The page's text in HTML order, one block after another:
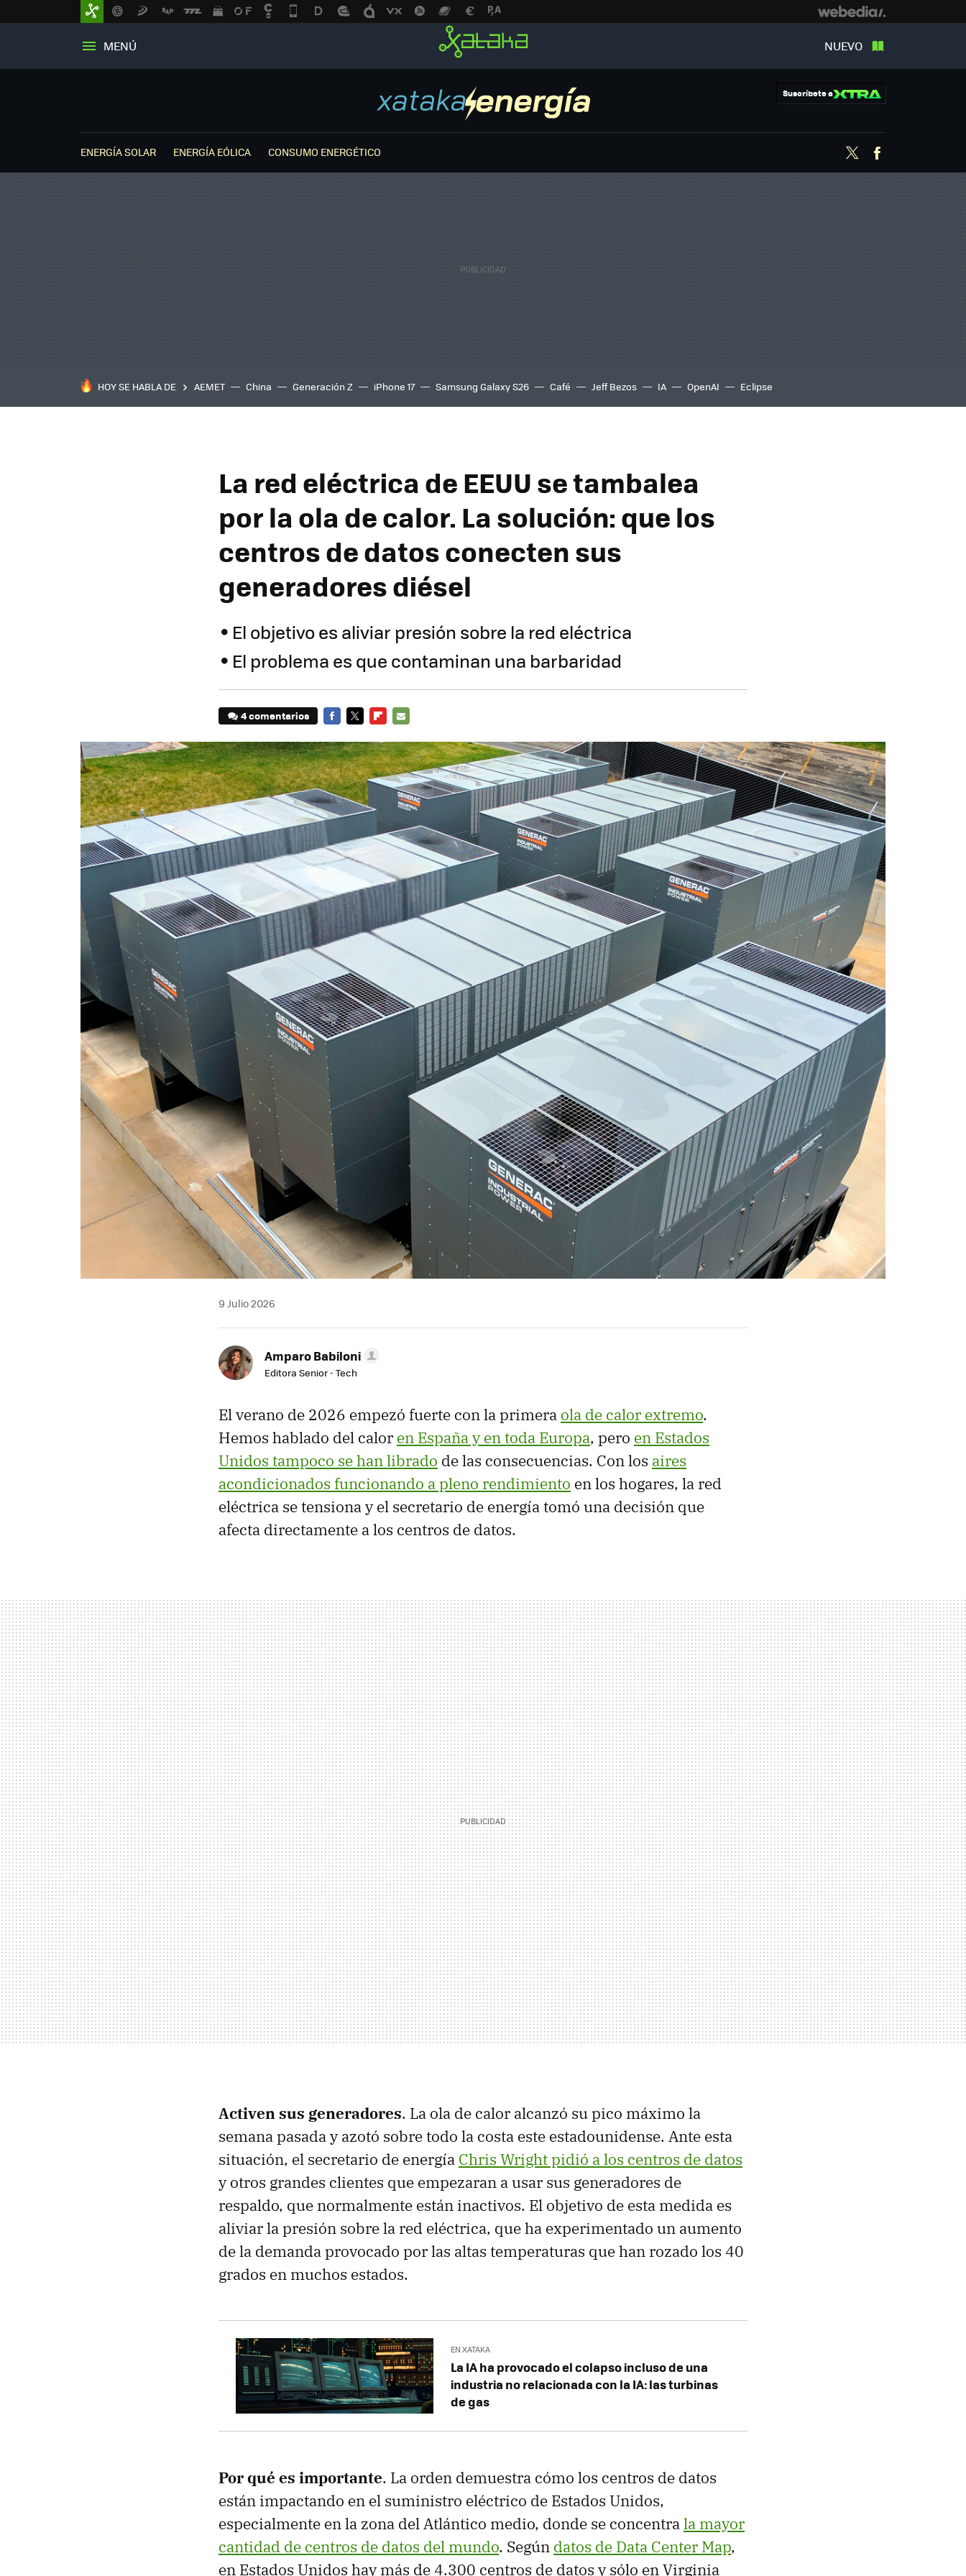
MENÚ NUEVO
Suscríbete a
ENERGÍA SOLAR ENERGÍA EÓLICA CONSUMO ENERGÉTICO Twitter
HOY SE HABLA DE AEMET China Generación Z iPhone 17 Samsung Galaxy S26 Café Jeff Bezos IA OpenAI Eclipse
La red eléctrica de EEUU se tambalea
por la ola de calor. La solución: que los
centros de datos conecten sus
generadores diésel
El objetivo es aliviar presión sobre la red eléctrica
El problema es que contaminan una barbaridad
4 comentarios
MAIL
9 Julio 2026
Amparo Babiloni
Editora Senior - Tech
El verano de 2026 empezó fuerte con la primera ola de calor extremo.
Hemos hablado del calor en España y en toda Europa, pero en Estados
Unidos tampoco se han librado de las consecuencias. Con los aires
acondicionados funcionando a pleno rendimiento en los hogares, la red
eléctrica se tensiona y el secretario de energía tomó una decisión que
afecta directamente a los centros de datos.
Activen sus generadores. La ola de calor alcanzó su pico máximo la
semana pasada y azotó sobre todo la costa este estadounidense. Ante esta
situación, el secretario de energía Chris Wright pidió a los centros de datos
y otros grandes clientes que empezaran a usar sus generadores de
respaldo, que normalmente están inactivos. El objetivo de esta medida es
aliviar la presión sobre la red eléctrica, que ha experimentado un aumento
de la demanda provocado por las altas temperaturas que han rozado los 40
grados en muchos estados.
EN XATAKA
La IA ha provocado el colapso incluso de una
industria no relacionada con la IA: las turbinas
de gas
Por qué es importante. La orden demuestra cómo los centros de datos
están impactando en el suministro eléctrico de Estados Unidos,
especialmente en la zona del Atlántico medio, donde se concentrala mayor
cantidad de centros de datos del mundo. Según datos de Data Center Map,
en Estados Unidos hay más de 4.300 centros de datos y sólo en Virginia